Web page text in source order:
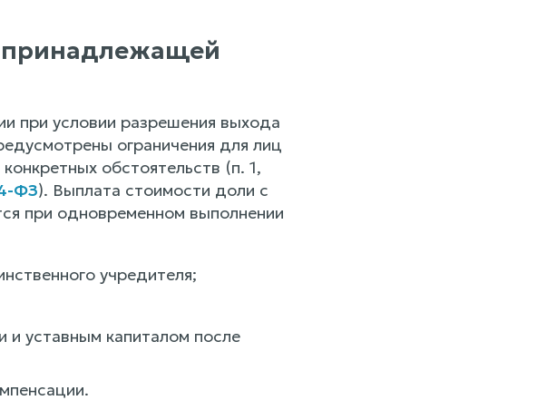
принадлежащей
при условии разрешения выхода
ограничения для лиц
обстоятельств (п. 1,
ФЗ). Выплата стоимости доли с
при одновременном выполнении
учредителя;
уставным капиталом после